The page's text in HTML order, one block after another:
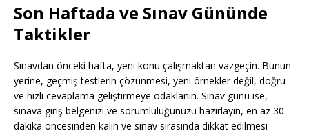
Son Haftada ve Sınav Gününde
Taktikler
Sınavdan önceki hafta, yeni konu çalışmaktan vazgeçin. Bunun
yerine, geçmiş testlerin çözünmesi, yeni örnekler değil, doğru
ve hızlı cevaplama geliştirmeye odaklanın. Sınav günü ise,
sınava giriş belgenizi ve sorumluluğunuzu hazırlayın, en az 30
dakika öncesinden kalın ve sınav sırasında dikkat edilmesi